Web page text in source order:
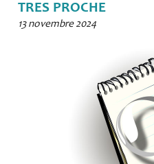
TRES PROCHE
13 novembre 2024